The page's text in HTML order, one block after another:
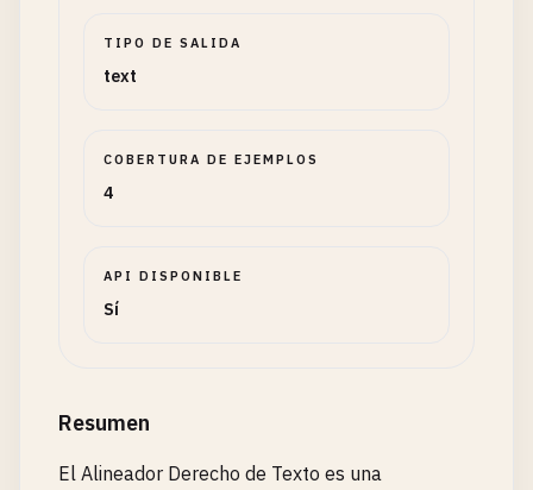
TIPO DE SALIDA
text
COBERTURA DE EJEMPLOS
4
API DISPONIBLE
Sí
Resumen
El Alineador Derecho de Texto es una